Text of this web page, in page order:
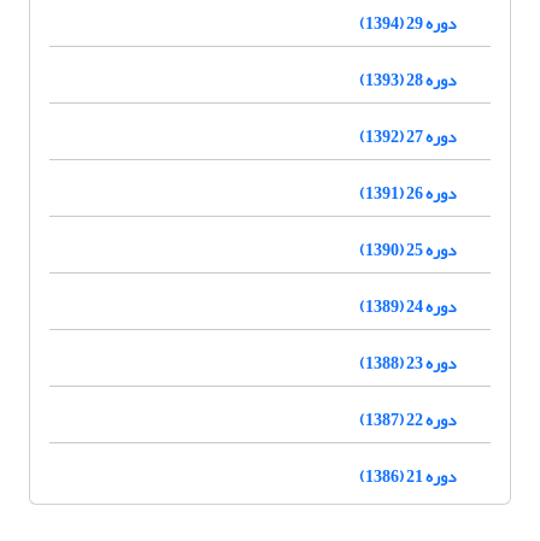
دوره 29 (1394)
دوره 28 (1393)
دوره 27 (1392)
دوره 26 (1391)
دوره 25 (1390)
دوره 24 (1389)
دوره 23 (1388)
دوره 22 (1387)
دوره 21 (1386)